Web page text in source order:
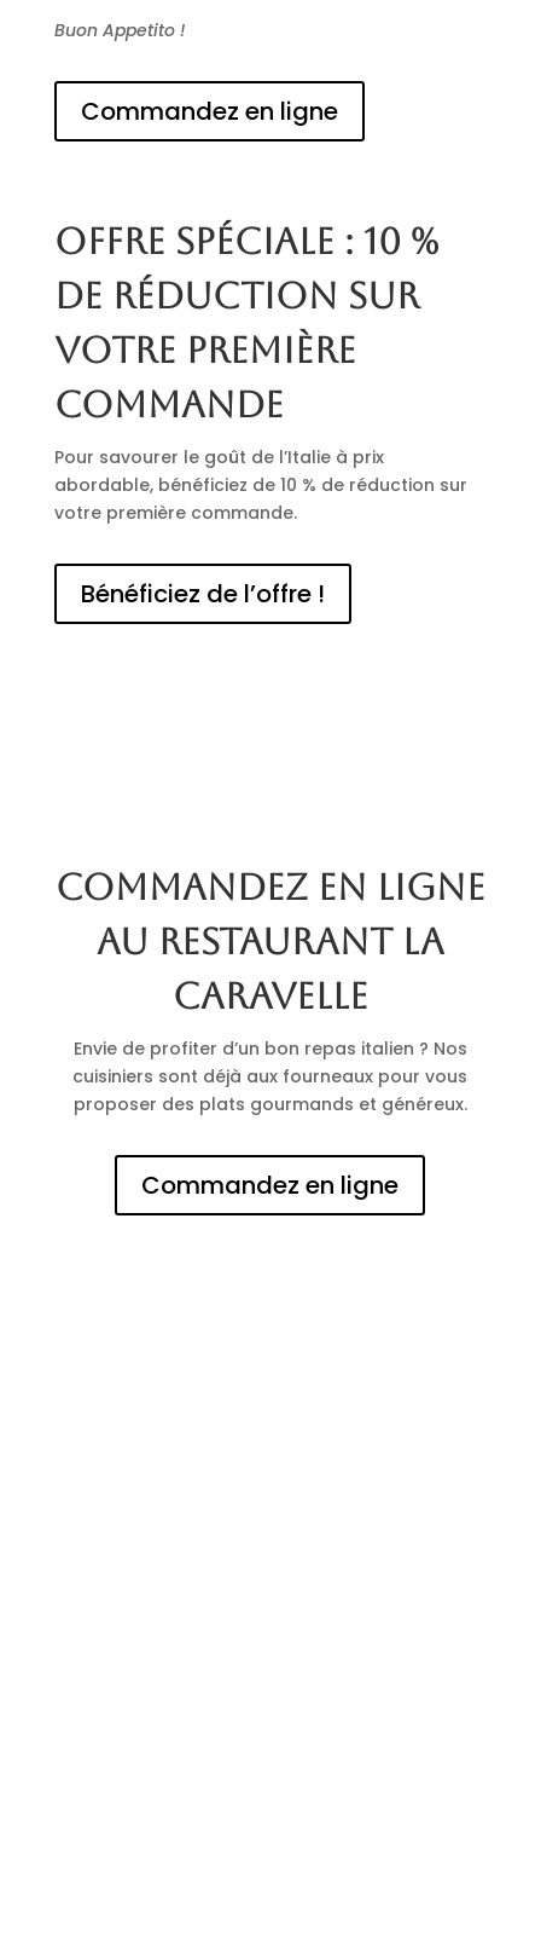
Buon Appetito !
Commandez en ligne
Offre spéciale : 10 %
de réduction sur
votre première
commande
Pour savourer le goût de l’Italie à prix
abordable, bénéficiez de 10 % de réduction sur
votre première commande.
Bénéficiez de l’offre !
Commandez en ligne
au restaurant La
Caravelle
Envie de profiter d’un bon repas italien ? Nos
cuisiniers sont déjà aux fourneaux pour vous
proposer des plats gourmands et généreux.
Commandez en ligne